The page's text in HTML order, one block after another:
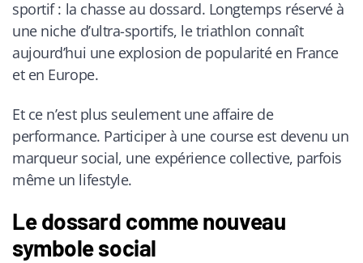
sportif : la chasse au dossard. Longtemps réservé à
une niche d’ultra-sportifs, le triathlon connaît
aujourd’hui une explosion de popularité en France
et en Europe.
Et ce n’est plus seulement une affaire de
performance. Participer à une course est devenu un
marqueur social, une expérience collective, parfois
même un lifestyle.
Le dossard comme nouveau
symbole social